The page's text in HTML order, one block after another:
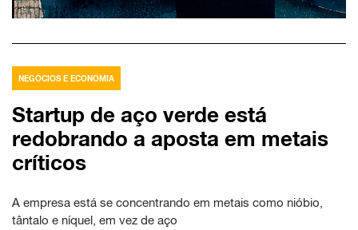
NEGÓCIOS E ECONOMIA
Startup de aço verde está
redobrando a aposta em metais
críticos
A empresa está se concentrando em metais como nióbio,
tântalo e níquel, em vez de aço